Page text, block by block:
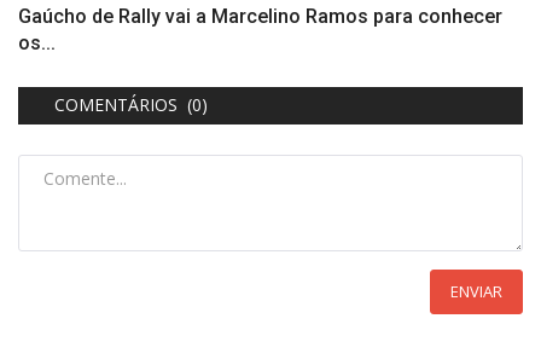
Gaúcho de Rally vai a Marcelino Ramos para conhecer
os...
COMENTÁRIOS (0)
ENVIAR